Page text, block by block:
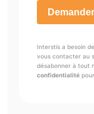
Interstis a besoin
vous contacter au
désabonner à tout
confidentialité